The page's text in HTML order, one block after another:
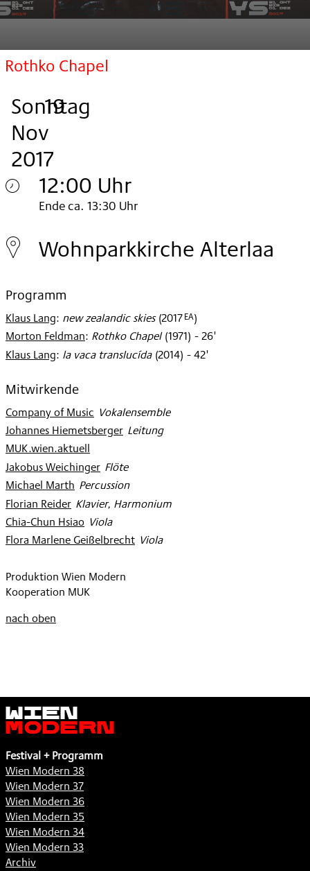
Rothko Chapel
Sonntag
, 19
.
Nov
2017
.
12:00 Uhr
Sonntag
19.
Nov
2017
Ende ca. 13:30 Uhr
Wohnparkkirche Alterlaa
Programm
Klaus Lang: new zealandic skies (2017EA)
Morton Feldman: Rothko Chapel (1971) - 26'
Klaus Lang: la vaca translucída (2014) - 42'
Mitwirkende
Company of Music: Vokalensemble
Johannes Hiemetsberger
: Leitung
MUK.wien.aktuell
Jakobus Weichinger
: Flöte
Michael Marth: Percussion
Florian Reider
: Klavier, Harmonium
Chia-Chun Hsiao: Viola
Flora Marlene Geißelbrecht
: Viola
Produktion Wien Modern
Kooperation MUK
nach oben
Wien
Modern
Festival + Programm
Wien Modern 38
Wien Modern 37
Wien Modern 36
Wien Modern 35
Wien Modern 34
Wien Modern 33
Archiv